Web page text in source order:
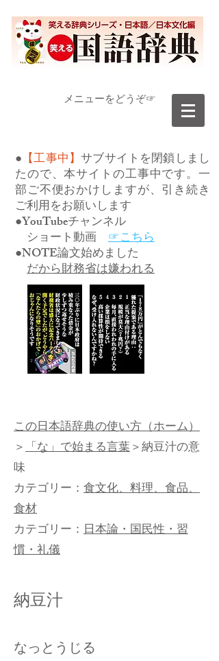
​メニューをどうぞ☞
● 【工事中】サブサイトを閉鎖しまし
たので、本サイトの工事中です。一
部ご不便おかけしますが、引き続き
ご利用をお願いします
●YouTubeチャンネル
ショート動画 ☞こちら
●NOTE論文始めました
だから財務省は嫌われる
この日本語辞典の使い方（ホーム）
＞「な」で始まる言葉＞納豆汁の意
味
カテゴリー： 食文化、料理、食品、
食材
カテゴリー： 日本論・国民性・習
慣・礼儀
納豆汁
なっとうじる